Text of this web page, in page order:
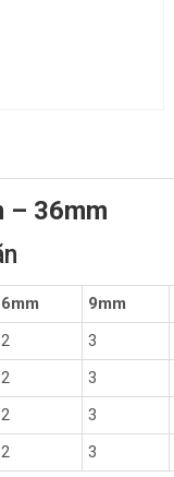
– 36mm
6mm 9mm
2 3
2 3
2 3
2 3